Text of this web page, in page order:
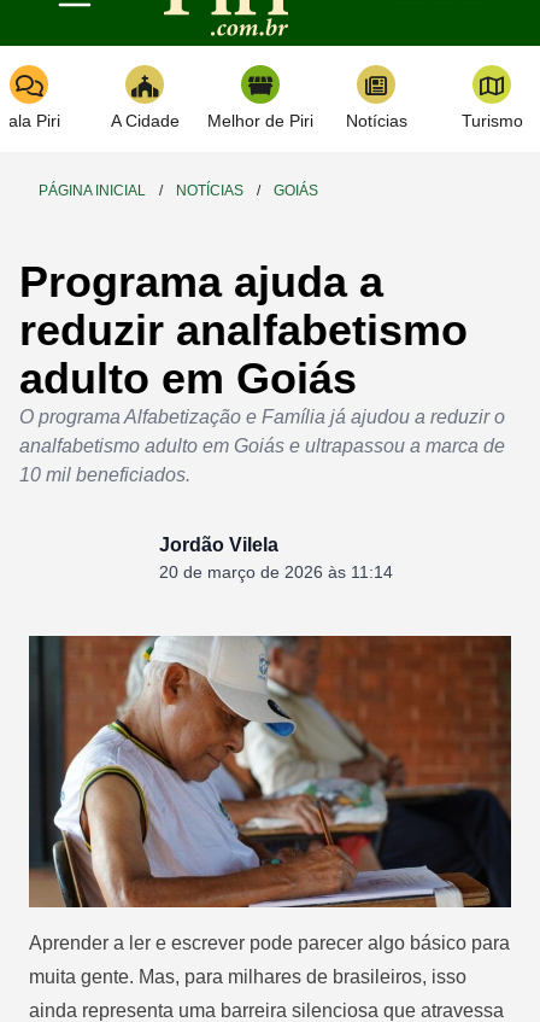
Toggle navigation
Piri A Cidade Melhor de Piri Notícias Turismo
PÁGINA INICIAL / NOTÍCIAS / GOIÁS
Programa ajuda a
reduzir analfabetismo
adulto em Goiás
O programa Alfabetização e Família já ajudou a reduzir o
analfabetismo adulto em Goiás e ultrapassou a marca de
10 mil beneficiados.
Jordão Vilela
20 de março de 2026 às 11:14
Aprender a ler e escrever pode parecer algo básico para
muita gente. Mas, para milhares de brasileiros, isso
ainda representa uma barreira silenciosa que atravessa